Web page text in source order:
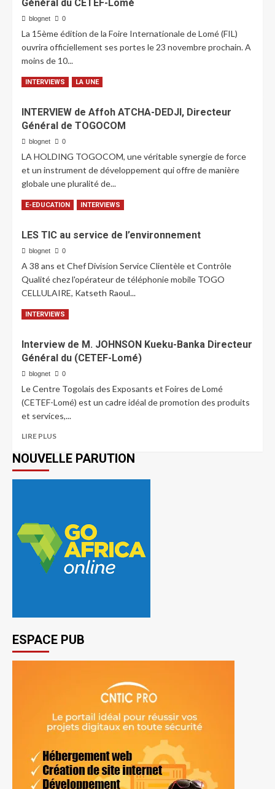
Général du CETEF-Lomé
blognet 0
La 15ème édition de la Foire Internationale de Lomé (FIL)
ouvrira officiellement ses portes le 23 novembre prochain. A
moins de 10...
LIRE PLUS
INTERVIEWS LA UNE
INTERVIEW de Affoh ATCHA-DEDJI, Directeur
Général de TOGOCOM
blognet 0
LA HOLDING TOGOCOM, une véritable synergie de force
et un instrument de développement qui offre de manière
globale une pluralité de...
LIRE PLUS
E-EDUCATION INTERVIEWS
LES TIC au service de l’environnement
blognet 0
A 38 ans et Chef Division Service Clientèle et Contrôle
Qualité chez l'opérateur de téléphonie mobile TOGO
CELLULAIRE, Katseth Raoul...
LIRE PLUS
INTERVIEWS
Interview de M. JOHNSON Kueku-Banka Directeur
Général du (CETEF-Lomé)
blognet 0
Le Centre Togolais des Exposants et Foires de Lomé
(CETEF-Lomé) est un cadre idéal de promotion des produits
et services,...
LIRE PLUS
NOUVELLE PARUTION
ESPACE PUB